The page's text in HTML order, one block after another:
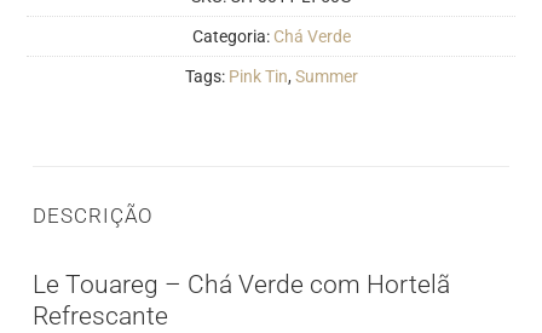
Categoria: Chá Verde
Tags: Pink Tin, Summer
DESCRIÇÃO
Le Touareg – Chá Verde com Hortelã
Refrescante